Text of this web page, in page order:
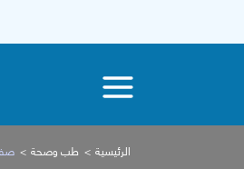
الرئيسية طب وصحة